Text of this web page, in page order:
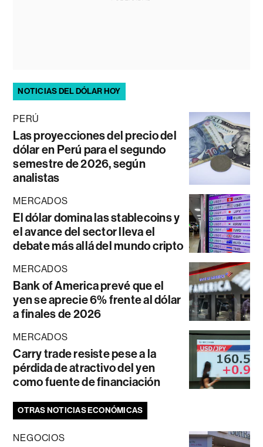
NOTICIAS DEL DÓLAR HOY
PERÚ
Las proyecciones del precio del
dólar en Perú para el segundo
semestre de 2026, según
analistas
MERCADOS
El dólar domina las stablecoins y
el avance del sector lleva el
debate más allá del mundo cripto
MERCADOS
Bank of America prevé que el
yen se aprecie 6% frente al dólar
a finales de 2026
MERCADOS
Carry trade resiste pese a la
pérdida de atractivo del yen
como fuente de financiación
OTRAS NOTICIAS ECONÓMICAS
NEGOCIOS